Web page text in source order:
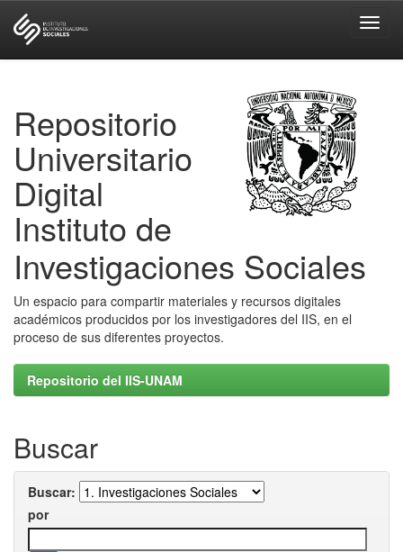
Repositorio
Universitario
Digital
Instituto de
Investigaciones Sociales
Un espacio para compartir materiales y recursos digitales
académicos producidos por los investigadores del IIS, en el
proceso de sus diferentes proyectos.
Repositorio del IIS-UNAM
Buscar
Buscar:
por